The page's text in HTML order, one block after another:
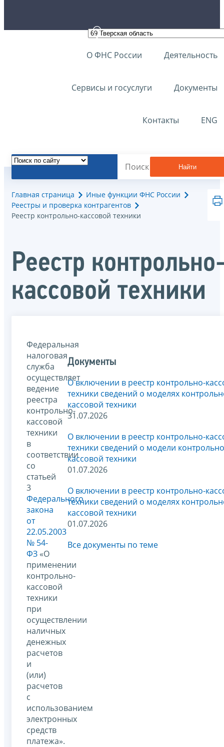
О ФНС России Деятельность
Сервисы и госуслуги Документы
Контакты ENG
Найти
Главная страница
Иные функции ФНС России
Реестры и проверка контрагентов
Реестр контрольно-кассовой техники
Реестр
кассовой техники
Федеральная
налоговая
служба
осуществляет
ведение
реестра
контрольно-
кассовой
техники
в
соответствии
со
статьей
3
Федерального
закона
от
22.05.2003
№ 54-
ФЗ «О
применении
контрольно-
кассовой
техники
при
осуществлении
наличных
денежных
расчетов
и
(или)
расчетов
с
использованием
электронных
средств
платежа».
Документы
О включении в реестр контрольно-
техники сведений о моделях
кассовой техники
31.07.2026
О включении в реестр контрольно-
техники сведений о модели
кассовой техники
01.07.2026
О включении в реестр контрольно-
техники сведений о моделях
кассовой техники
01.07.2026
Все документы по теме